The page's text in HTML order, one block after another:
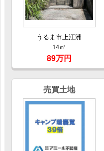
うるま市上江洲
14㎡
89万円
売買土地